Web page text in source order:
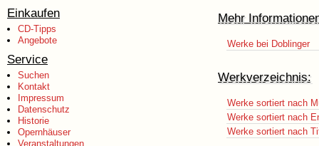
Einkaufen
CD-Tipps
Angebote
Service
Suchen
Kontakt
Impressum
Datenschutz
Historie
Opernhäuser
Veranstaltungen
Mehr
Werke bei Doblinger
Werkverzeichnis:
Werke sortiert nach
Werke sortiert nach
Werke sortiert nach